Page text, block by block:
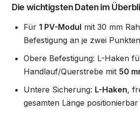
Die wichtigsten Daten im
Für 1 PV-Modul mit 30 mm
Befestigung an je zwei
Obere Befestigung: L-Haken
Handlauf/Querstrebe mit 50
Untere Sicherung: L-Haken,
gesamten Länge positionierbar